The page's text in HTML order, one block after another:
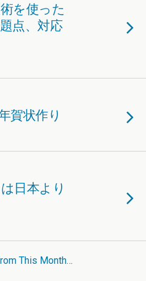
を使った
点、対応
賀状作り
日本より
This Month…